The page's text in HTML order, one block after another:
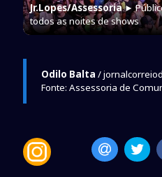
Jr.Lopes/Assessoria►
todos as noites de shows
Odilo Balta /
Fonte: Assessoria de